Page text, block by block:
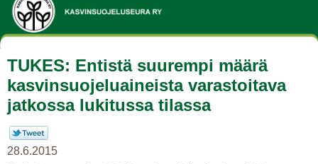
TUKES: Entistä suurempi määrä
kasvinsuojeluaineista varastoitava
jatkossa lukitussa tilassa
28.6.2015